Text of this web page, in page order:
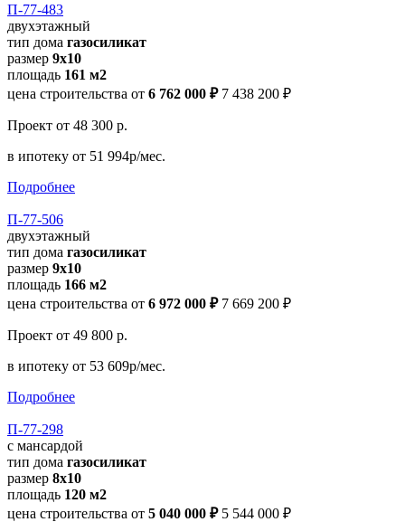
П-77-483
двухэтажный
тип дома газосиликат
размер 9х10
площадь 161 м2
цена строительства от 6 762 000 ₽ 7 438 200 ₽
Проект от 48 300 р.
в ипотеку от 51 994р/мес.
Подробнее
П-77-506
двухэтажный
тип дома газосиликат
размер 9х10
площадь 166 м2
цена строительства от 6 972 000 ₽ 7 669 200 ₽
Проект от 49 800 р.
в ипотеку от 53 609р/мес.
Подробнее
П-77-298
с мансардой
тип дома газосиликат
размер 8x10
площадь 120 м2
цена строительства от 5 040 000 ₽ 5 544 000 ₽